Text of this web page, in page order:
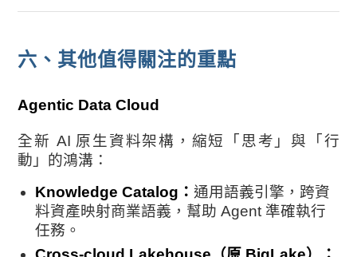
六、其他值得關注的重點
Agentic Data Cloud
全新 AI 原生資料架構，縮短「思考」與「行
動」的鴻溝：
Knowledge Catalog：通用語義引擎，跨資
料資產映射商業語義，幫助 Agent 準確執行
任務。